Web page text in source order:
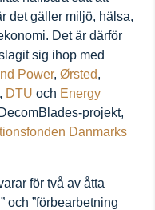
det gäller miljö, hälsa,
Det är därför
sig ihop med
Power,Ørsted,
, DTU och Energy
projekt,
Danmarks
för två av åtta
och ”förbearbetning